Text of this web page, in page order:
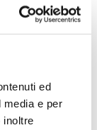
ed
media e per
inoltre